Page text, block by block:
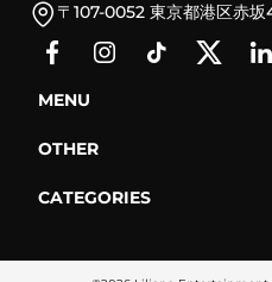
〒107-0052 東京都港区赤
MENU
OTHER
CATEGORIES